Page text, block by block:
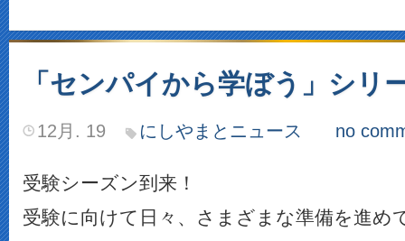
「センパイから学ぼう」シリ
12月. 19 にしやまとニュース no
受験シーズン到来！
受験に向けて日々、さまざまな準備を進め